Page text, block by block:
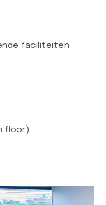
faciliteiten
floor)